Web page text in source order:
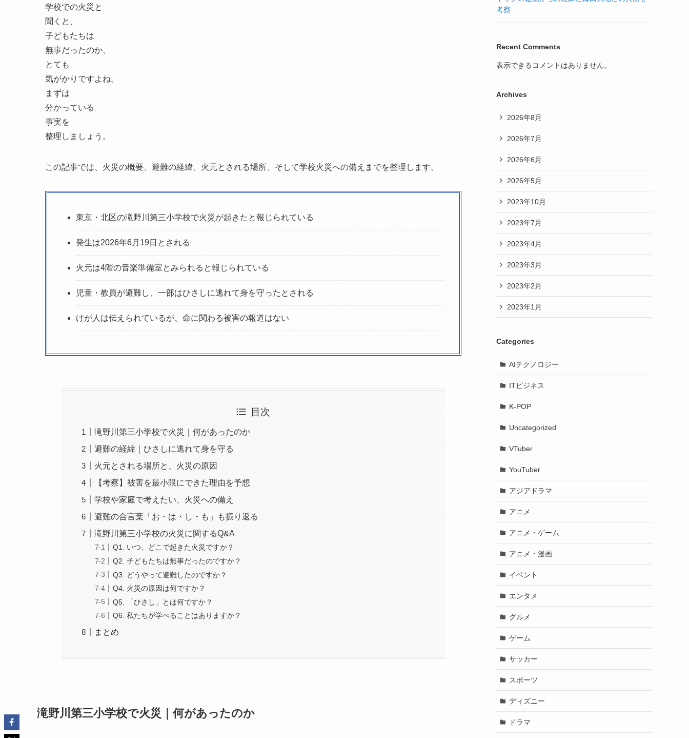
学校での火災と
聞くと、
子どもたちは
無事だったのか、
とても
気がかりですよね。
まずは
分かっている
事実を
整理しましょう。
この記事では、火災の概要、避難の経緯、火元とされる場所、そして学校火災への備えまでを整理します。
東京・北区の滝野川第三小学校で火災が起きたと報じられている
発生は2026年6月19日とされる
火元は4階の音楽準備室とみられると報じられている
児童・教員が避難し、一部はひさしに逃れて身を守ったとされる
けが人は伝えられているが、命に関わる被害の報道はない
目次
滝野川第三小学校で火災｜何があったのか
避難の経緯｜ひさしに逃れて身を守る
火元とされる場所と、火災の原因
【考察】被害を最小限にできた理由を予想
学校や家庭で考えたい、火災への備え
避難の合言葉「お・は・し・も」も振り返る
滝野川第三小学校の火災に関するQ&A
Q1. いつ、どこで起きた火災ですか？
Q2. 子どもたちは無事だったのですか？
Q3. どうやって避難したのですか？
Q4. 火災の原因は何ですか？
Q5. 「ひさし」とは何ですか？
Q6. 私たちが学べることはありますか？
まとめ
滝野川第三小学校で火災｜何があったのか
考察
Recent Comments
表示できるコメントはありません。
Archives
2026年8月
2026年7月
2026年6月
2026年5月
2023年10月
2023年7月
2023年4月
2023年3月
2023年2月
2023年1月
Categories
AIテクノロジー
ITビジネス
K-POP
Uncategorized
VTuber
YouTuber
アジアドラマ
アニメ
アニメ・ゲーム
アニメ・漫画
イベント
エンタメ
グルメ
ゲーム
サッカー
スポーツ
ディズニー
ドラマ